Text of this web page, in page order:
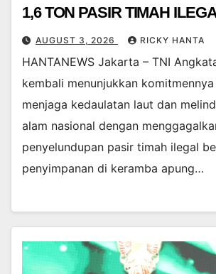
1,6 TON PASIR TIMAH
AUGUST 3, 2026 RICKY HANTA
HANTANEWS Jakarta – TNI
kembali menunjukkan
menjaga kedaulatan laut dan
alam nasional dengan
penyelundupan pasir timah ilegal
penyimpanan di keramba apung…